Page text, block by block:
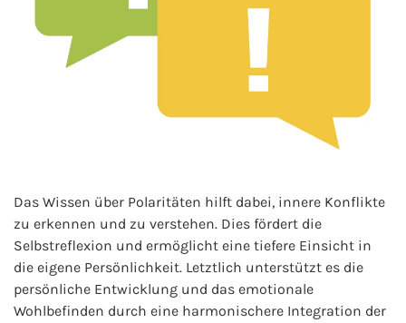
Das Wissen über Polaritäten hilft dabei, innere Konflikte
zu erkennen und zu verstehen. Dies fördert die
Selbstreflexion und ermöglicht eine tiefere Einsicht in
die eigene Persönlichkeit. Letztlich unterstützt es die
persönliche Entwicklung und das emotionale
Wohlbefinden durch eine harmonischere Integration der